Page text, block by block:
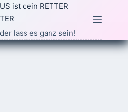
ist dein RETTER
lass es ganz sein!